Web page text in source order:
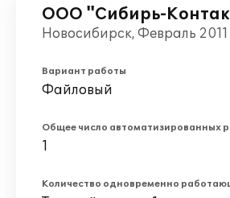
ООО "Сибирь-
Новосибирск, Февраль 2011
Вариант работы
Файловый
Общее число автоматизированных
1
Количество одновременно